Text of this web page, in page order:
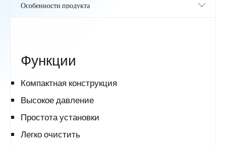
Функции
Компактная конструкция
Высокое давление
Простота установки
Легко очистить